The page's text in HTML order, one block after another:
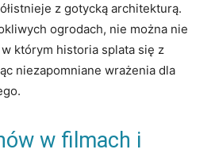
z gotycką architekturą.
ogrodach, nie można nie
którym historia splata się z
niezapomniane wrażenia dla
w filmach i